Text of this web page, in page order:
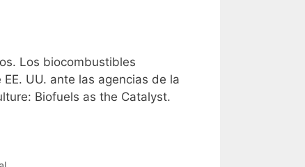
Los biocombustibles
UU. ante las agencias de la
Biofuels as the Catalyst.